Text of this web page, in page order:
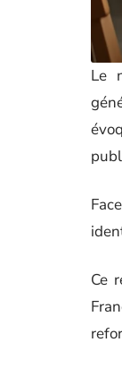
Le
Ce